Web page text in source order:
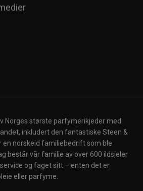
Norges største parfymerikjeder med
inkludert den fantastiske Steen &
en norskeid familiebedrift som ble
består vår familie av over 600 ildsjeler
og faget sitt – enten det er
eller parfyme.